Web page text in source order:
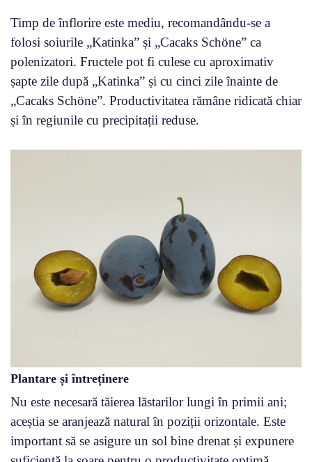
Timp de înflorire este mediu, recomandându-se a
folosi soiurile „Katinka” și „Cacaks Schöne” ca
polenizatori. Fructele pot fi culese cu aproximativ
șapte zile după „Katinka” și cu cinci zile înainte de
„Cacaks Schöne”. Productivitatea rămâne ridicată chiar
și în regiunile cu precipitații reduse.
Plantare și întreținere
Nu este necesară tăierea lăstarilor lungi în primii ani;
aceștia se aranjează natural în poziții orizontale. Este
important să se asigure un sol bine drenat și expunere